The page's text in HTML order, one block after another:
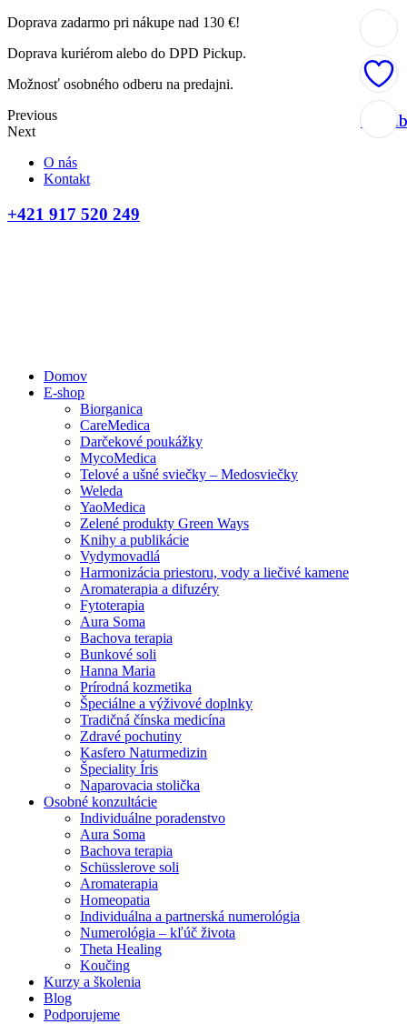
Doprava zadarmo pri nákupe nad 130 €!
Doprava kuriérom alebo do DPD Pickup.
Možnosť osobného odberu na predajni.
Previous
Next
O nás
Kontakt
+421 917 520 249
Domov
E-shop
Biorganica
CareMedica
Darčekové poukážky
MycoMedica
Telové a ušné sviečky – Medosviečky
Weleda
YaoMedica
Zelené produkty Green Ways
Knihy a publikácie
Vydymovadlá
Harmonizácia priestoru, vody a liečivé kamene
Aromaterapia a difuzéry
Fytoterapia
Aura Soma
Bachova terapia
Bunkové soli
Hanna Maria
Prírodná kozmetika
Špeciálne a výživové doplnky
Tradičná čínska medicína
Zdravé pochutiny
Kasfero Naturmedizin
Špeciality Íris
Naparovacia stolička
Osobné konzultácie
Individuálne poradenstvo
Aura Soma
Bachova terapia
Schüsslerove soli
Aromaterapia
Homeopatia
Individuálna a partnerská numerológia
Numerológia – kľúč života
Theta Healing
Koučing
Kurzy a školenia
Blog
Podporujeme